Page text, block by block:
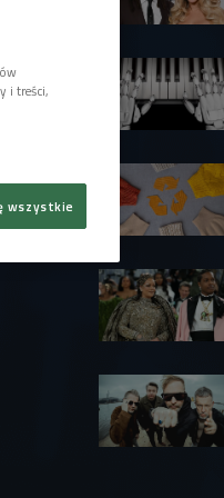
i treści,
wszystkie